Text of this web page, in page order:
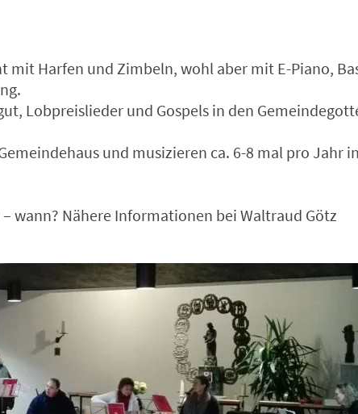
Harfen und Zimbeln, wohl aber mit E-Piano,
Lobpreislieder und Gospels in den
und musizieren ca. 6-8 mal pro Jahr
wann? Nähere Informationen bei Waltraud Götz